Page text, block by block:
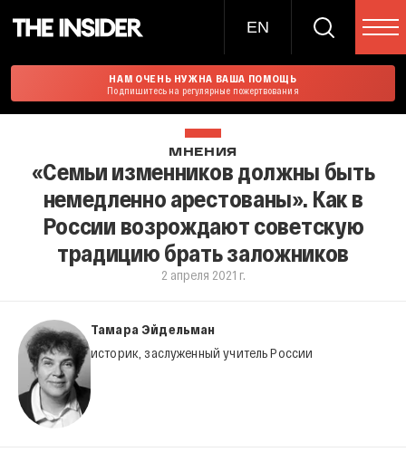
EN
НАМ ОЧЕНЬ НУЖНА ВАША ПОМОЩЬ
Подпишитесь на регулярные пожертвования
МНЕНИЯ
«Семьи изменников должны быть
немедленно арестованы». Как в
России возрождают советскую
традицию брать заложников
2 апреля 2021 г.
Тамара Эйдельман
историк, заслуженный учитель России